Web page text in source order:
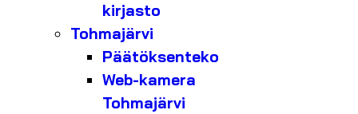
kirjasto
Tohmajärvi
Päätöksenteko
Web-kamera
Tohmajärvi